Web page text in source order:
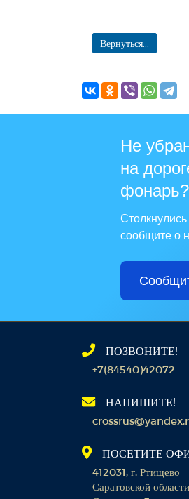
Вернуться...
Не
на
фонарь?
сообщите о
ПОЗВОНИТЕ!
+7(84540)42072
НАПИШИТЕ!
ПОСЕТИТЕ
412031, г. Ртищево
Саратовской